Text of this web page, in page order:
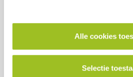
Alle cookies
Selectie